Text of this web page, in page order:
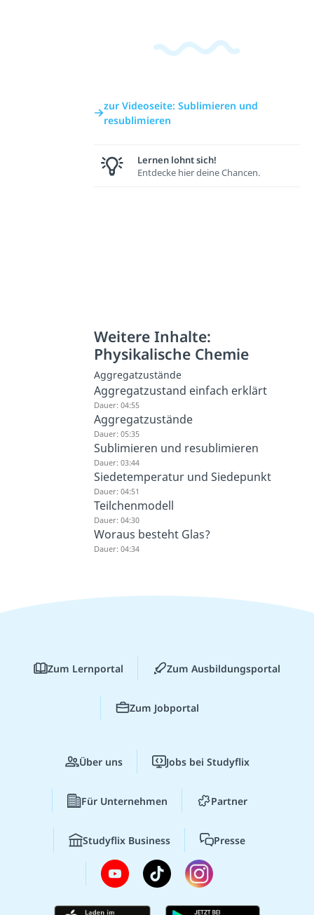
zur Videoseite: Sublimieren und
resublimieren
Lernen lohnt sich!
Entdecke hier deine Chancen.
Weitere Inhalte:
Physikalische Chemie
Aggregatzustände
Aggregatzustand einfach erklärt
Dauer: 04:55
Aggregatzustände
Dauer: 05:35
Sublimieren und resublimieren
Dauer: 03:44
Siedetemperatur und Siedepunkt
Dauer: 04:51
Teilchenmodell
Dauer: 04:30
Woraus besteht Glas?
Dauer: 04:34
Zum Lernportal Zum Ausbildungsportal
Zum Jobportal
Über uns Jobs bei Studyflix
Für Unternehmen Partner
Studyflix Business Presse